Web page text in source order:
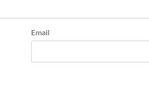
Email